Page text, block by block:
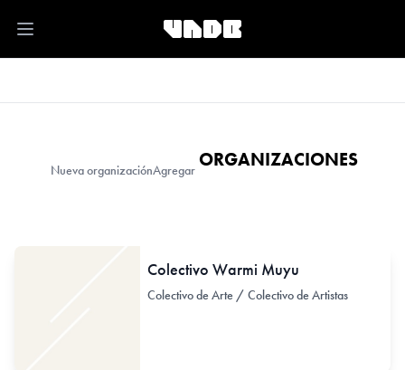
Open main menu
Nueva organizaciónAgregar ORGANIZACIONES
Colectivo Warmi Muyu
Colectivo de Arte / Colectivo de Artistas